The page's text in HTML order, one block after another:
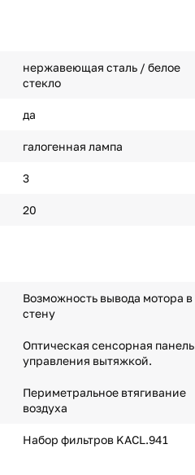
нержавеющая сталь / белое
стекло
да
галогенная лампа
3
20
Возможность вывода мотора в
стену
Оптическая сенсорная панель
управления вытяжкой.
Периметральное втягивание
воздуха
Набор фильтров KACL.941